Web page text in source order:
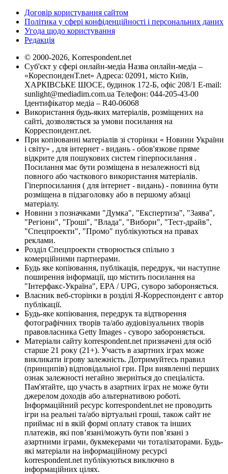
Договір користування сайтом
Політика у сфері конфіденційності і персональних даних
Угода щодо користування
Редакція
© 2000-2026, Korrespondent.net
Суб'єкт у сфері онлайн-медіа Назва онлайн-медіа –
«КореспонденТ.net» Адреса: 02091, місто Київ,
ХАРКІВСЬКЕ ШОСЕ, будинок 172-Б, офіс 208/1 E-mail:
sunlight@mediadim.com.ua Телефон: 044-205-43-00
Ідентифікатор медіа – R40-06068
Використання будь-яких матеріалів, розміщених на
сайті, дозволяється за умови посилання на
Корреспондент.net.
При копіюванні матеріалів зі сторінки « Новини України
і світу» , для інтернет - видань - обов'язкове пряме
відкрите для пошукових систем гіперпосилання .
Посилання має бути розміщена в незалежності від
повного або часткового використання матеріалів.
Гіперпосилання ( для інтернет - видань) - повинна бути
розміщена в підзаголовку або в першому абзаці
матеріалу.
Новини з позначками "Думка", "Експертиза", "Заява",
"Регіони", "Гроші", "Влада", "Вибори", "Тест-драйв",
"Спецпроекти", "Промо" публікуються на правах
реклами.
Розділ Спецпроекти створюється спільно з
комерційними партнерами.
Будь яке копіювання, публікація, передрук, чи наступне
поширення інформації, що містить посилання на
"Інтерфакс-Україна", EPA / UPG, суворо забороняється.
Власник веб-сторінки в розділі Я-Корреспондент є автор
публікації.
Будь-яке копіювання, передрук та відтворення
фотографічних творів та/або аудіовізуальних творів
правовласника Getty Images - суворо забороняється.
Матеріали сайту korrespondent.net призначені для осіб
старше 21 року (21+). Участь в азартних іграх може
викликати ігрову залежність. Дотримуйтесь правил
(принципів) відповідальної гри. При виявленні перших
ознак залежності негайно зверніться до спеціаліста.
Пам'ятайте, що участь в азартних іграх не може бути
джерелом доходів або альтернативою роботі.
Інформаційний ресурс korrespondent.net не проводить
ігри на реальні та/або віртуальні гроші, також сайт не
приймає ні в якій формі оплату ставок та інших
платежів, які пов’язані/можуть бути пов’язані з
азартними іграми, букмекерами чи тоталізаторами. Будь-
які матеріали на інформаційному ресурсі
korrespondent.net публікуються виключно в
інформаційних цілях.